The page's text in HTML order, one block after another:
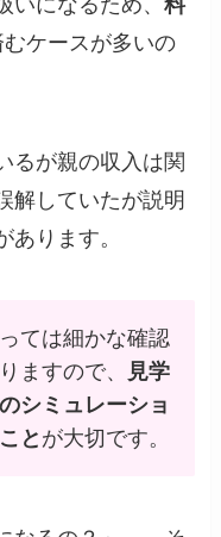
いになるため、料
むケースが多いの
るが親の収入は関
解していたが説明
あります。
ては細かな確認
ますので、
見学
シミュレーショ
と が大切です。